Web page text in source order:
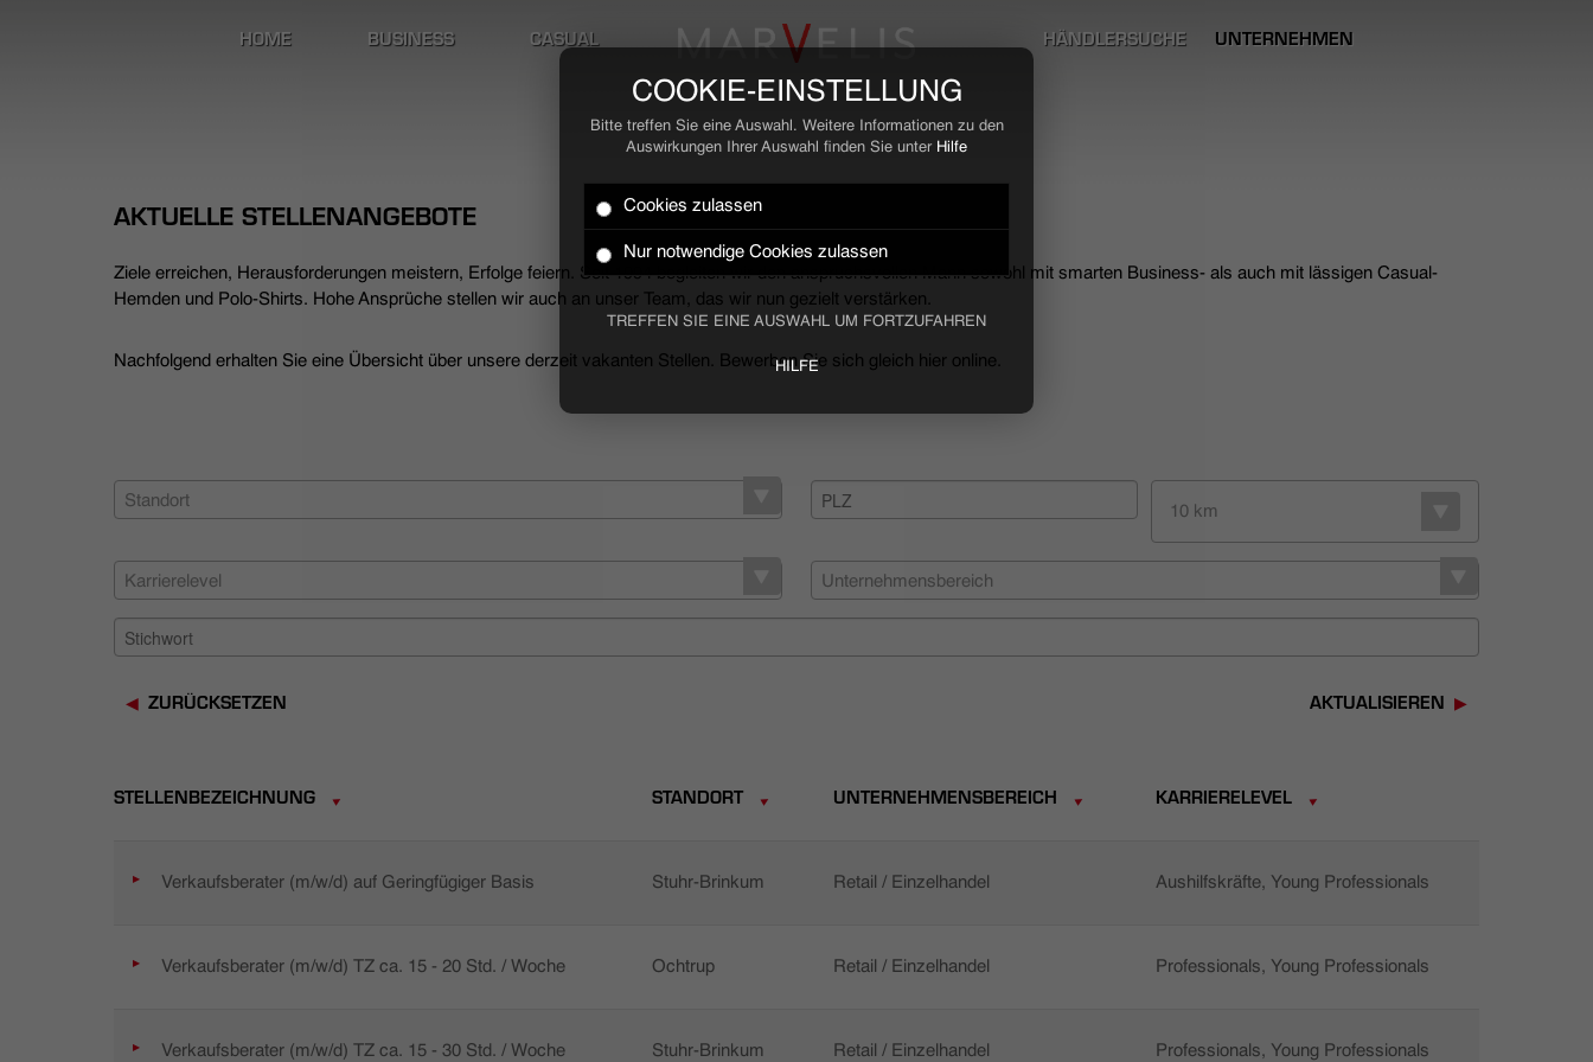
COOKIE-EINSTELLUNG
Bitte treffen Sie eine Auswahl. Weitere Informationen zu den
Auswirkungen Ihrer Auswahl finden Sie unter Hilfe
Cookies zulassen
Nur notwendige Cookies zulassen
TREFFEN SIE EINE AUSWAHL UM FORTZUFAHREN
HILFE
HOME BUSINESS CASUAL UNTERNEHMEN
HÄNDLERSUCHE
AKTUELLE STELLENANGEBOTE
Ziele erreichen, Herausforderungen meistern, Erfolge feiern. Seit 1994 begleiten wir den anspruchsvollen Mann sowohl mit smarten Business- als auch mit lässigen Casual-
Hemden und Polo-Shirts. Hohe Ansprüche stellen wir auch an unser Team, das wir nun gezielt verstärken.
Nachfolgend erhalten Sie eine Übersicht über unsere derzeit vakanten Stellen. Bewerben Sie sich gleich hier online.
Standort
10 km
Karrierelevel Unternehmensbereich
ZURÜCKSETZEN AKTUALISIEREN
STELLENBEZEICHNUNG STANDORT UNTERNEHMENSBEREICH KARRIERELEVEL
Verkaufsberater (m/w/d) auf Geringfügiger Basis Stuhr-Brinkum Retail / Einzelhandel Aushilfskräfte, Young Professionals
Verkaufsberater (m/w/d) TZ ca. 15 - 20 Std. / Woche Ochtrup Retail / Einzelhandel Professionals, Young Professionals
Verkaufsberater (m/w/d) TZ ca. 15 - 30 Std. / Woche Stuhr-Brinkum Retail / Einzelhandel Professionals, Young Professionals